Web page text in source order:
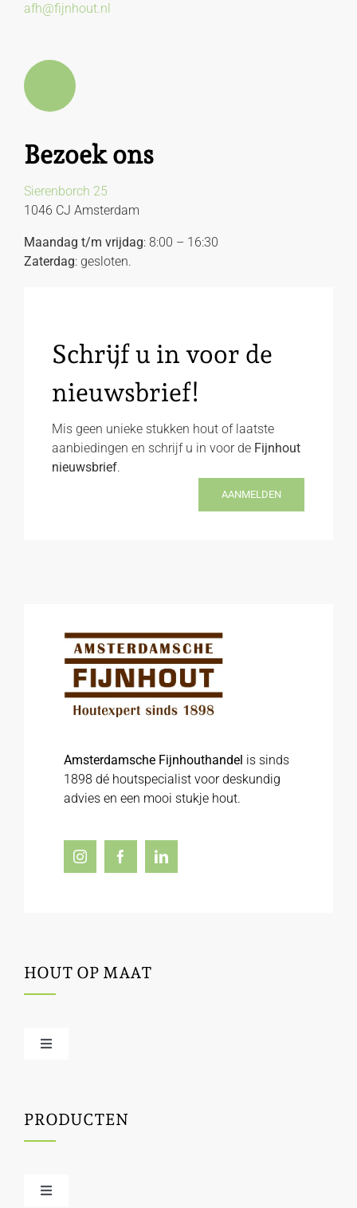
afh@fijnhout.nl
Bezoek ons
Sierenborch 25
1046 CJ Amsterdam
Maandag t/m vrijdag: 8:00 – 16:30
Zaterdag: gesloten.
Schrijf u in voor de
nieuwsbrief!
Mis geen unieke stukken hout of laatste
aanbiedingen en schrijf u in voor de Fijnhout
nieuwsbrief.
AANMELDEN
Amsterdamsche Fijnhouthandel is sinds
1898 dé houtspecialist voor deskundig
advies en een mooi stukje hout.
HOUT OP MAAT
Toggle
Houtbewerking
Houtinfo
PRODUCTEN
Toggle